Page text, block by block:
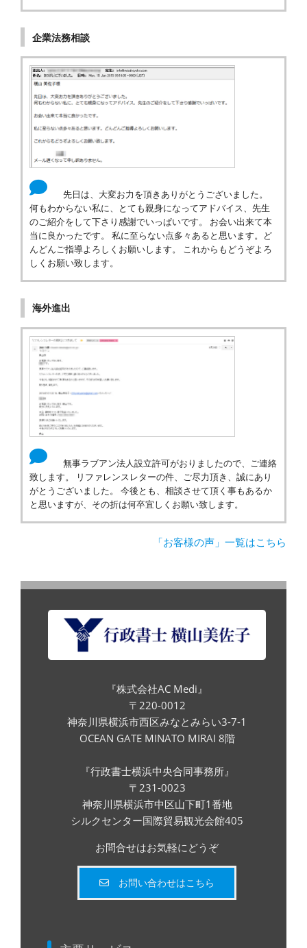
企業法務相談
先日は、大変お力を頂きありがとうございました。
何もわからない私に、とても親身になってアドバイス、先生
のご紹介をして下さり感謝でいっぱいです。 お会い出来て本
当に良かったです。 私に至らない点多々あると思います。ど
んどんご指導よろしくお願いします。 これからもどうぞよろ
しくお願い致します。
海外進出
無事ラブアン法人設立許可がおりましたので、ご連絡
致します。 リファレンスレターの件、ご尽力頂き、誠にあり
がとうございました。 今後とも、相談させて頂く事もあるか
と思いますが、その折は何卒宜しくお願い致します。
「お客様の声」一覧はこちら
『株式会社AC Medi』
〒220-0012
神奈川県横浜市西区みなとみらい3-7-1
OCEAN GATE MINATO MIRAI 8階
『行政書士横浜中央合同事務所』
〒231-0023
神奈川県横浜市中区山下町1番地
シルクセンター国際貿易観光会館405
お問合せはお気軽にどうぞ
お問い合わせはこちら